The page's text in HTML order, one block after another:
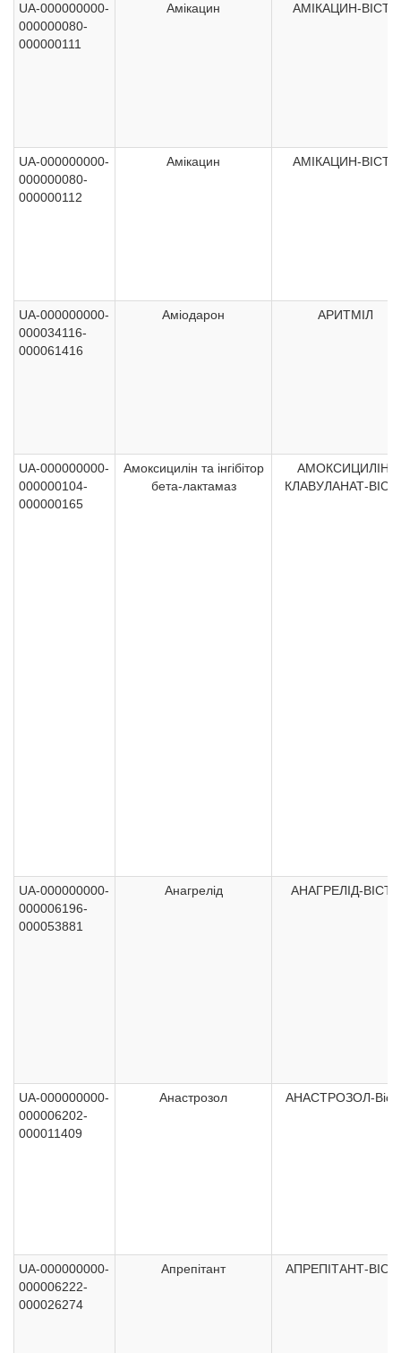
UA-000000000-
000000080-
000000111
Амікацин АМІКАЦИН-ВІСТА
UA-000000000-
000000080-
000000112
Амікацин АМІКАЦИН-ВІСТА
UA-000000000-
000034116-
000061416
Аміодарон АРИТМІЛ
UA-000000000-
000000104-
000000165
Амоксицилін та інгібітор
бета-лактамаз
АМОКСИЦИЛІН-
КЛАВУЛАНАТ-
UA-000000000-
000006196-
000053881
Анагрелід АНАГРЕЛІД-ВІСТА
UA-000000000-
000006202-
000011409
Анастрозол АНАСТРОЗОЛ-
UA-000000000-
000006222-
000026274
Апрепітант АПРЕПІТАНТ-